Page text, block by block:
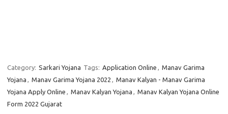
Category: Sarkari Yojana Tags: Application Online , Manav Garima
Yojana , Manav Garima Yojana 2022 , Manav Kalyan - Manav Garima
Yojana Apply Online , Manav Kalyan Yojana , Manav Kalyan Yojana Online
Form 2022 Gujarat